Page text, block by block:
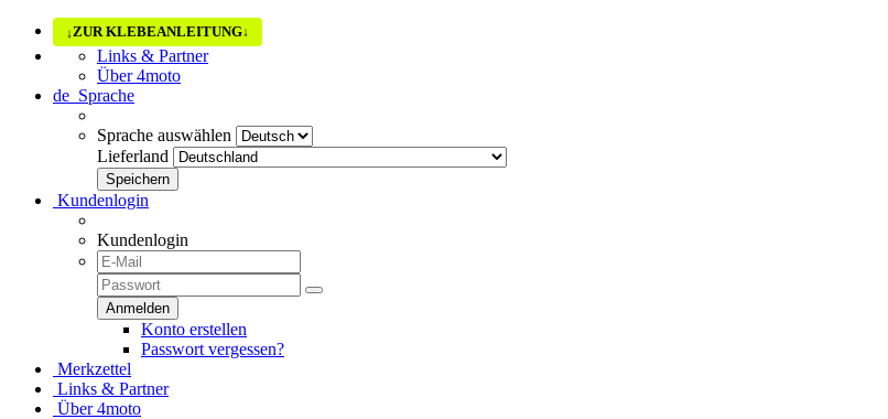
↓ZUR KLEBEANLEITUNG↓
Links & Partner
Über 4moto
de Sprache
Sprache auswählen
Lieferland
Kundenlogin
Kundenlogin
Konto erstellen
Passwort vergessen?
Merkzettel
Links & Partner
Über 4moto